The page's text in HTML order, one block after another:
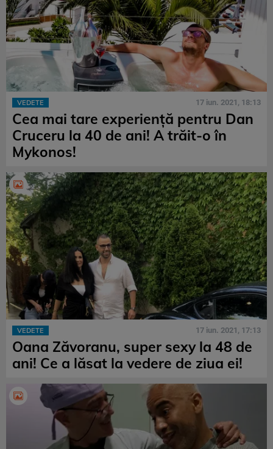
VEDETE 17 iun. 2021, 18:13
Cea mai tare experiență pentru Dan
Cruceru la 40 de ani! A trăit-o în
Mykonos!
VEDETE 17 iun. 2021, 17:13
Oana Zăvoranu, super sexy la 48 de
ani! Ce a lăsat la vedere de ziua ei!